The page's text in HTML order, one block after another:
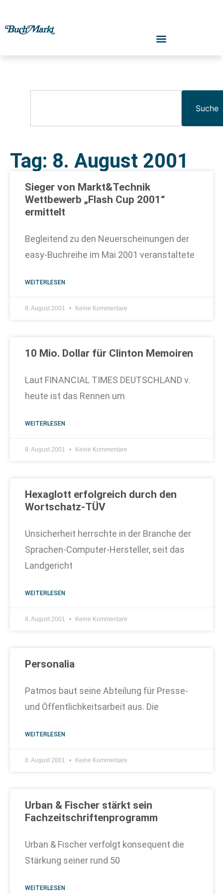
Suche
Tag: 8. August 2001
Sieger von Markt&Technik
Wettbewerb „Flash Cup 2001“
ermittelt
Begleitend zu den Neuerscheinungen der
easy-Buchreihe im Mai 2001 veranstaltete
WEITERLESEN
8. August 2001 Keine Kommentare
10 Mio. Dollar für Clinton Memoiren
Laut FINANCIAL TIMES DEUTSCHLAND v.
heute ist das Rennen um
WEITERLESEN
8. August 2001 Keine Kommentare
Hexaglott erfolgreich durch den
Wortschatz-TÜV
Unsicherheit herrschte in der Branche der
Sprachen-Computer-Hersteller, seit das
Landgericht
WEITERLESEN
8. August 2001 Keine Kommentare
Personalia
Patmos baut seine Abteilung für Presse-
und Öffentlichkeitsarbeit aus. Die
WEITERLESEN
8. August 2001 Keine Kommentare
Urban & Fischer stärkt sein
Fachzeitschriftenprogramm
Urban & Fischer verfolgt konsequent die
Stärkung seiner rund 50
WEITERLESEN